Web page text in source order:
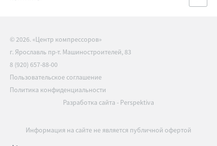
© 2026. «Центр компрессоров»
г. Ярославль пр-т. Машиностроителей, 83
8 (920) 657-88-00
Пользовательское соглашение
Политика конфиденциальности
Разработка сайта - Perspektiva
Информация на сайте не является публичной офертой